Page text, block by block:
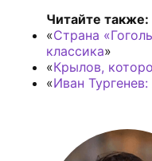
Читайте также:
«Страна
классика»
«Крылов,
«Иван